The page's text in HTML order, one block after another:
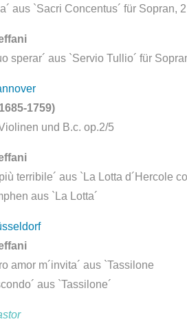
aus `Sacri Concentus´ für Sopran,
sperar´ aus `Servio Tullio´ für
1759)
und B.c. op.2/5
terribile´ aus `La Lotta d´Hercole
aus `La Lotta´
amor m´invita´ aus `Tassilone
aus `Tassilone´